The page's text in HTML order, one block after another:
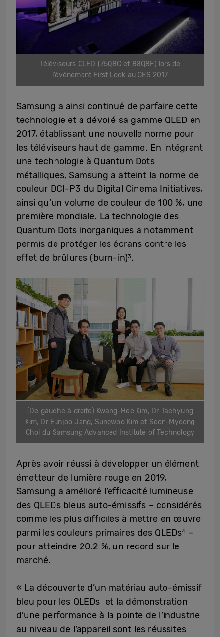
Téléviseurs QLED (75Q8C et 88Q8F) lors de
l’événement First Look au CES 2017
Samsung a ainsi continué de parfaire cette
technologie et a dévoilé sa gamme QLED en
2017, établissant une nouvelle norme pour
les téléviseurs haut de gamme. En intégrant
une technologie à Quantum Dots
métalliques, Samsung a atteint la norme de
couleur DCI-P3 du Digital Cinema Initiatives,
ainsi qu’un volume de couleur de 100 %, une
première mondiale. La technologie des
Quantum Dots inorganiques a notamment
permis de protéger les écrans contre les
effet de brûlures (burn-in)3.
(De gauche à droite) Kwang-Hee Kim, Dr Taehyung
Kim, Dr Eunjoo Jang, Sungwoo Kim et Seon-Myeong
Choi du Samsung Advanced Institute of Technology
Après avoir réussi à développer un élément
émetteur de lumière rouge en 2019,
Samsung a amélioré l’efficacité lumineuse
des QLEDs bleus auto-émissifs – considérés
comme les plus difficiles à mettre en œuvre
parmi les couleurs primaires des QLEDs4 –
pour atteindre 20.2 %, un record sur le
marché.
« La découverte d’un matériau auto-émissif
bleu pour les QLEDs et la démonstration
d’une performance à la pointe de l’industrie
au niveau de l’appareil sont les réussites